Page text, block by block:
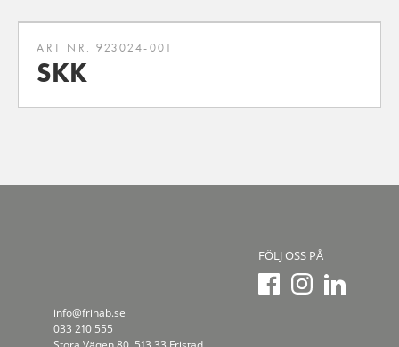
ART NR. 923024-001
SKK
info@frinab.se
033 210 555
FÖLJ OSS PÅ